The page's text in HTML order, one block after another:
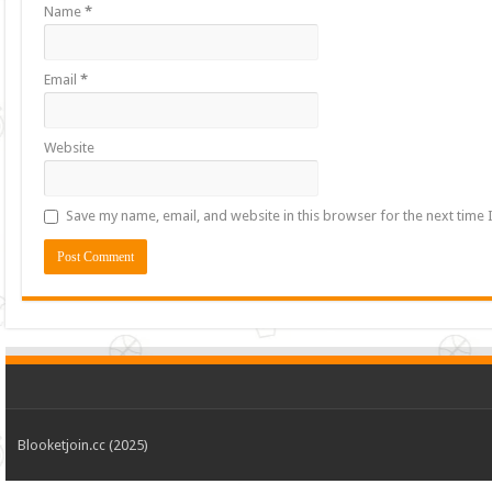
Name*
Email*
Website
Save my name, email, and website in this browser for the next time
Blooketjoin.cc (2025)